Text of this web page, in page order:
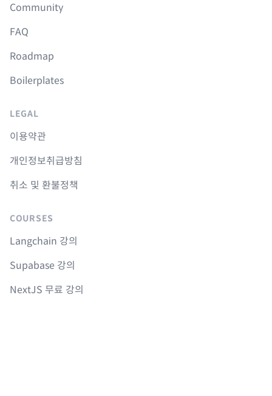
Community
FAQ
Roadmap
Boilerplates
LEGAL
이용약관
개인정보취급방침
취소 및 환불정책
COURSES
Langchain 강의
Supabase 강의
NextJS 무료 강의